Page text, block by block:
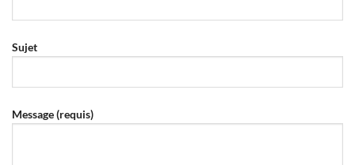
Sujet
Message (requis)